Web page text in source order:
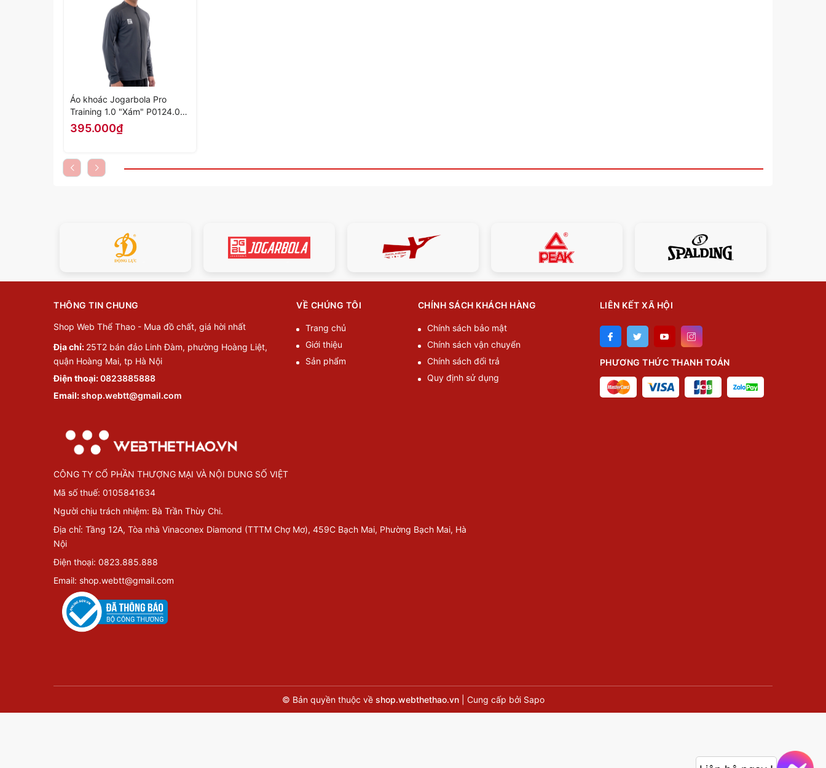
Áo khoác Jogarbola Pro
Training 1.0 "Xám" P0124.02-
02 - Hàng Chính Hãng
395.000₫
THÔNG TIN CHUNG
Shop Web Thể Thao - Mua đồ chất, giá hời nhất
Địa chỉ: 25T2 bán đảo Linh Đàm, phường Hoàng Liệt,
quận Hoàng Mai, tp Hà Nội
Điện thoại:0823885888
Email:shop.webtt@gmail.com
VỀ CHÚNG TÔI
Trang chủ
Giới thiệu
Sản phẩm
CHÍNH SÁCH KHÁCH HÀNG
Chính sách bảo mật
Chính sách vận chuyển
Chính sách đổi trả
Quy định sử dụng
LIÊN KẾT XÃ HỘI
PHƯƠNG THỨC THANH TOÁN
CÔNG TY CỔ PHẦN THƯỢNG MẠI VÀ NỘI DUNG SỐ VIỆT
Mã số thuế: 0105841634
Người chịu trách nhiệm: Bà Trần Thùy Chi.
Địa chỉ: Tầng 12A, Tòa nhà Vinaconex Diamond (TTTM Chợ Mơ), 459C Bạch Mai, Phường Bạch Mai, Hà
Nội
Điện thoại: 0823.885.888
Email: shop.webtt@gmail.com
© Bản quyền thuộc về shop.webthethao.vn Cung cấp bởi Sapo